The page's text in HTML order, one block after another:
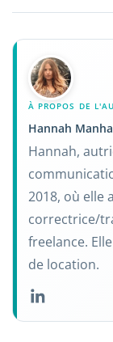
À PROPOS DE
Hannah
Hannah,
2018, où elle
correctrice/
freelance.
de location.